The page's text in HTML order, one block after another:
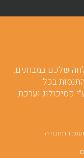
שלכם במבחנים.
בכל
פסיכולוג וערכת
התחבורה